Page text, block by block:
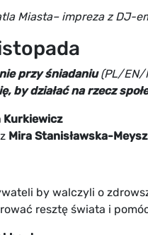
Miasta– impreza z DJ-
przy śniadaniu(PL/EN/
by działać na rzecz
Kurkiewicz
Mira Stanisławska-
by walczyli o
resztę świata i